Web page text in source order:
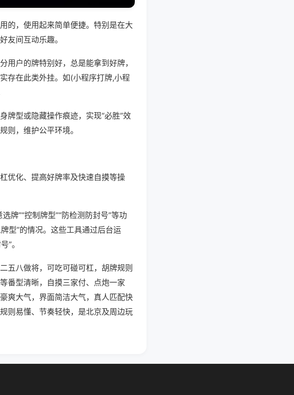
的，使用起来简单便捷。特别是在大
友间互动乐趣。
用户的牌特别好，总是能拿到好牌，
存在此类外挂。如(小程序打牌,小程
牌型或隐藏操作痕迹，实现“必胜”效
则，维护公平环境。
优化、提高好牌率及快速自摸等操
牌”“控制牌型”“防检测防封号”等功
型”的情况。这些工具通过后台运
”。
五八做将，可吃可碰可杠，胡牌规则
番型清晰，自摸三家付、点炮一家
爽大气，界面简洁大气，真人匹配快
则易懂、节奏轻快，是北京及周边玩